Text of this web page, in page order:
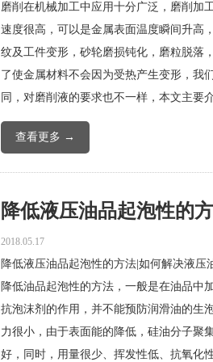
磨削在机械加工中应用十分广泛，磨削加
速度很高，可以是金属表面温度瞬间升高
纹及工件变形，砂轮磨损钝化，磨粒脱落
了使金属材料不会因为受热产生变形，我
同，对磨削液的要求也不一样，本文主要
查看更多 →
降低液压油品起泡性的
2018.05.17
降低液压油品起泡性的方法|如何解决液压
降低油品起泡性的方法，一般是在油品中
抗泡沫剂的作用，并不能预防润滑油的生
力很小，由于表面能的降低，硅油分子聚
好，同时，用量很少、挥发性低、抗氧化